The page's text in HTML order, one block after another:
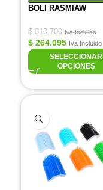
BOLI RASMIAW
$310.700 Iva Incluido
$ 264.095 Iva Incluido
SELECCIONAR
OPCIONES